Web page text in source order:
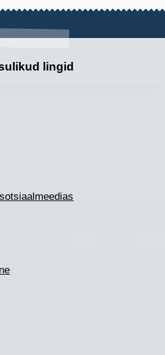
lingid